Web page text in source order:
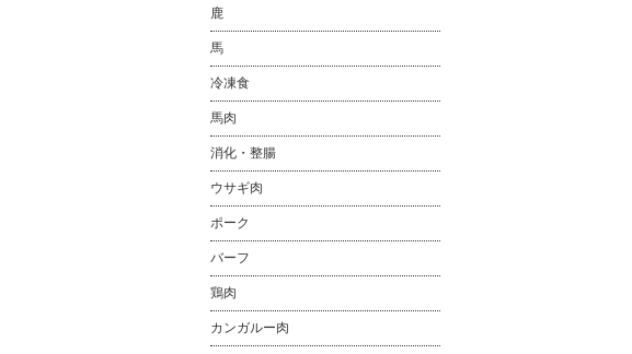
鹿
馬
冷凍食
馬肉
消化・整腸
ウサギ肉
ポーク
バーフ
鶏肉
カンガルー肉